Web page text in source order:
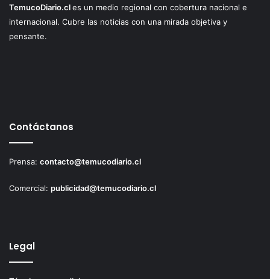
TemucoDiario.cles un medio regional con cobertura nacional e
internacional. Cubre las noticias con una mirada objetiva y
pensante.
Contáctanos
Prensa: contacto@temucodiario.cl
Comercial: publicidad@temucodiario.cl
Legal